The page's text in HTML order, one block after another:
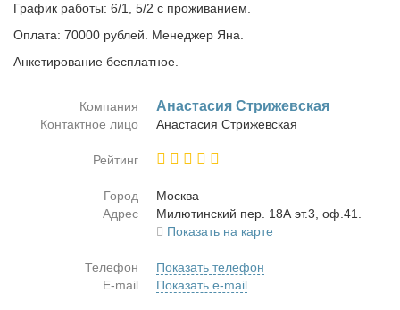
График работы: 6/1, 5/2 с проживанием.
Оплата: 70000 рублей. Менеджер Яна.
Анкетирование бесплатное.
Компания Ана­ста­сия Стри­жев­ская
Контактное лицо Ана­ста­сия Стри­жев­ская
Рейтинг
Город
Москва
Адрес
Ми­лю­тин­ский пер. 18А эт.3, оф.41.
Показать на карте
Телефон
Показать телефон
E-mail
Показать e-mail